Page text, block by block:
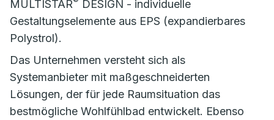
MULTISTAR
DESIGN - individuelle
Gestaltungselemente aus EPS (expandierbares
Polystrol).
Das Unternehmen versteht sich als
Systemanbieter mit maßgeschneiderten
Lösungen, der für jede Raumsituation das
bestmögliche Wohlfühlbad entwickelt. Ebenso